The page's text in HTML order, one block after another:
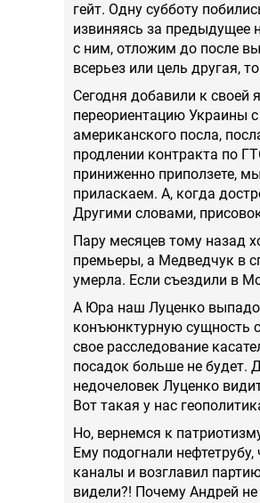
гейт. Одну субботу
извиняясь за предыдущее
с ним, отложим до после
всерьез или цель другая,
Сегодня добавили к
переориентацию Украины
американского посла,
продлении контракта по
приниженно приползете,
приласкаем. А, когда
Другими словами,
Пару месяцев тому назад
премьеры, а Медведчук в
умерла. Если съездили в
А Юра наш Луценко
конъюнктурную сущность
свое расследование
посадок больше не будет.
недочеловек Луценко
Вот такая у нас
Но, вернемся к
Ему подогнали
каналы и возглавил
видели?! Почему Андрей